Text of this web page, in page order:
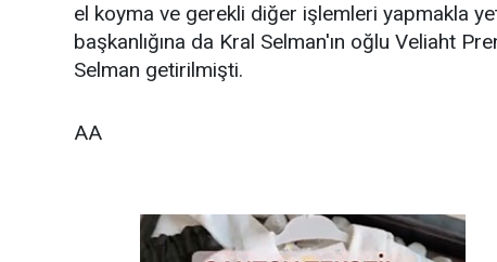
el koyma ve gerekli diğer işlemleri yapmakla
başkanlığına da Kral Selman'ın oğlu Veliaht
Selman getirilmişti.
AA